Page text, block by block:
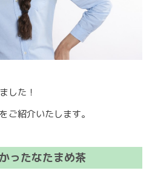
した！
ご紹介いたします。
ったなたまめ茶